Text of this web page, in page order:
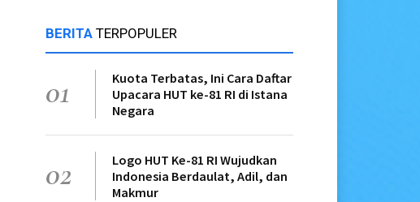
BERITA TERPOPULER
01
Kuota Terbatas, Ini Cara Daftar
Upacara HUT ke-81 RI di Istana
Negara
02
Logo HUT Ke-81 RI Wujudkan
Indonesia Berdaulat, Adil, dan
Makmur